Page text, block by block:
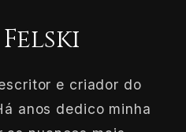
e criador do
anos dedico minha